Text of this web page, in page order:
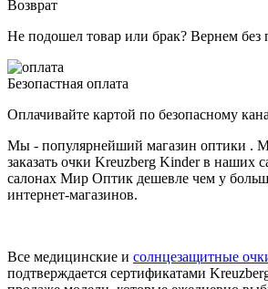
Возврат
Не подошел товар или брак? Вернем без
Безопастная оплата
Оплачивайте картой по безопасному
Мы - популярнейший магазин оптики .
заказать очки Kreuzberg Kinder в наших
салонах Мир Оптик дешевле чем у
интернет-магазинов.
Все медицинские и солнцезащитные
подтверждается сертификатами